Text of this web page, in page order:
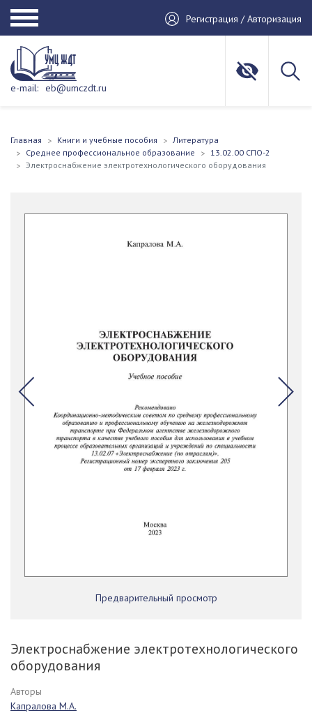
Регистрация / Авторизация
e-mail: eb@umczdt.ru
Главная Книги и учебные пособия
Литература
Среднее профессиональное образование
13.02.00 СПО-2
Электроснабжение электротехнологического оборудования
Предварительный просмотр
Электроснабжение электротехнологического
оборудования
Авторы
Капралова М.А.